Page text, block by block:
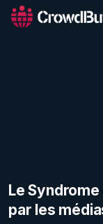
Le
par les